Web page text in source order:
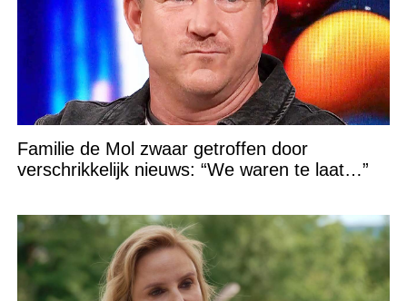
Familie de Mol zwaar getroffen door
verschrikkelijk nieuws: “We waren te laat…”